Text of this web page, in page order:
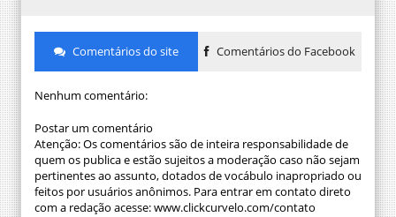
Comentários do site Comentários do Facebook
Nenhum comentário:
Postar um comentário
Atenção: Os comentários são de inteira responsabilidade de
quem os publica e estão sujeitos a moderação caso não sejam
pertinentes ao assunto, dotados de vocábulo inapropriado ou
feitos por usuários anônimos. Para entrar em contato direto
com a redação acesse: www.clickcurvelo.com/contato